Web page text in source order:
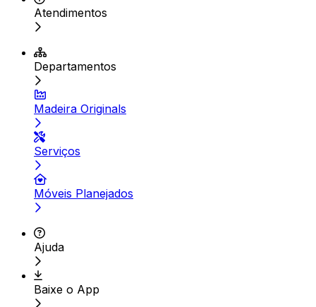
Atendimentos
Departamentos
Madeira Originals
Serviços
Móveis Planejados
Ajuda
Baixe o App